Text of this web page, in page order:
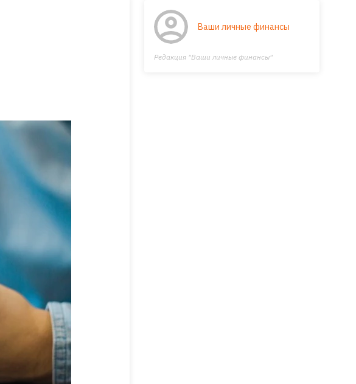
Ваши личные финансы
Редакция "Ваши личные финансы"